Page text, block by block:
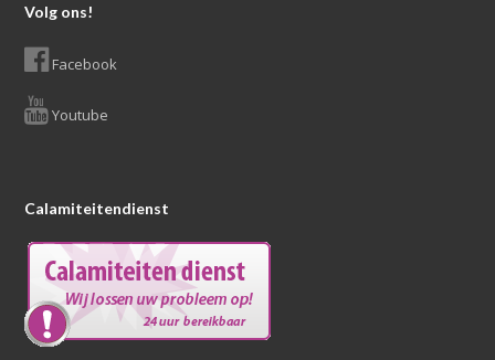
Volg ons!
Facebook
Youtube
Calamiteitendienst